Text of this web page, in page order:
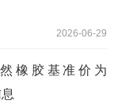
2026-06-29
橡胶基准价为